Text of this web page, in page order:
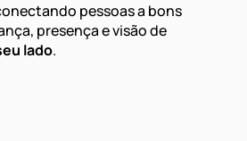
pessoas a bons
presença e visão de
lado.